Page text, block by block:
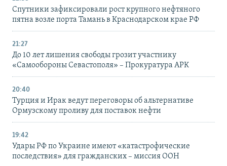
Спутники зафиксировали рост крупного нефтяного
пятна возле порта Тамань в Краснодарском крае РФ
21:27
До 10 лет лишения свободы грозит участнику
«Самообороны Севастополя» – Прокуратура АРК
20:40
Турция и Ирак ведут переговоры об альтернативе
Ормузскому проливу для поставок нефти
19:42
Удары РФ по Украине имеют «катастрофические
последствия» для гражданских – миссия ООН